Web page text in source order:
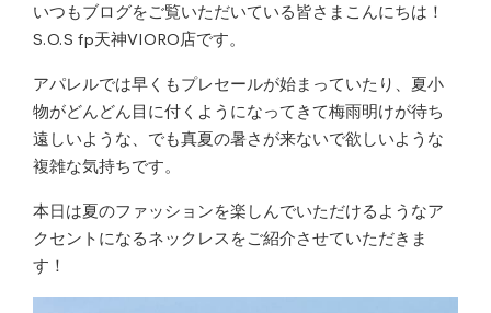
いつもブログをご覧いただいている皆さまこんにちは！
S.O.S fp天神VIORO店です。
アパレルでは早くもプレセールが始まっていたり、夏小
物がどんどん目に付くようになってきて梅雨明けが待ち
遠しいような、でも真夏の暑さが来ないで欲しいような
複雑な気持ちです。
本日は夏のファッションを楽しんでいただけるようなア
クセントになるネックレスをご紹介させていただきま
す！